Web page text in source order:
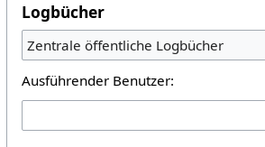
Logbücher
Zentrale öffentliche Logbücher
Ausführender Benutzer: